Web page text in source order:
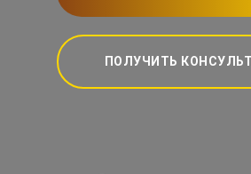
ПОЛУЧИТЬ